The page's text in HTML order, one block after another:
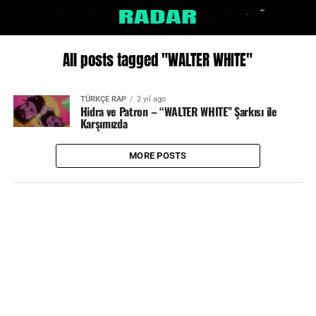
All posts tagged "WALTER WHITE"
TÜRKÇE RAP 2 yıl ago
Hidra ve Patron – “WALTER WHITE” Şarkısı ile
Karşımızda
MORE POSTS